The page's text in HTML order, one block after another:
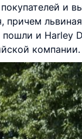
и
причем
и Harley
компании.